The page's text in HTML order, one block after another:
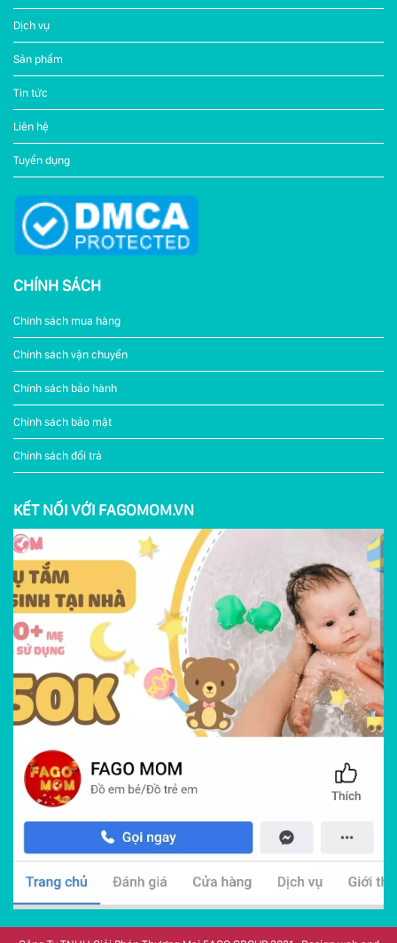
Dịch vụ
Sản phẩm
Tin tức
Liên hệ
Tuyển dụng
CHÍNH SÁCH
Chính sách mua hàng
Chính sách vận chuyển
Chính sách bảo hành
Chính sách bảo mật
Chính sách đổi trả
KẾT NỐI VỚI FAGOMOM.VN